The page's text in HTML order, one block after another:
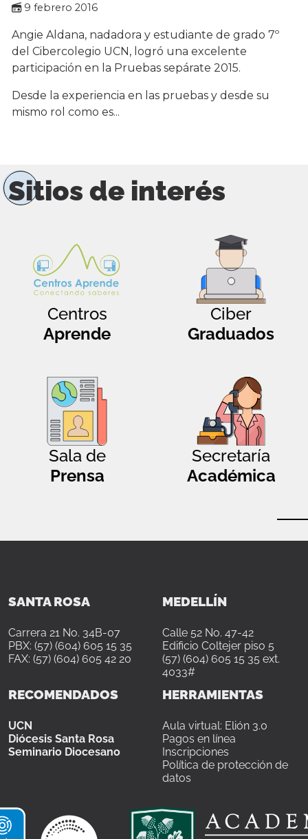
9 febrero 2016
Angie Aldana, nadadora y estudiante de grado 7º
del Cibercolegio UCN, logró una excelente
participación en la Pruebas sepárate 2015.
Desde la experiencia en las pruebas y desde su
mismo rol como es...
Sitios de interés
Centros
Aprende
Ciber
Graduados
Sala de
Prensa
Secretaría
Académica
SANTA ROSA
Carrera 21 No. 34B-07
PBX: (57) (604) 605 15 35
FAX: (57) (604) 605 42 20
MEDELLÍN
Calle 52 No. 47-42
Edificio Coltejer piso 5
(57) (604) 605 15 35 ext.
4033#
RECOMENDADOS
UCN
Diócesis Santa Rosa
Seminario Diocesano
HERRAMIENTAS
Aula virtual: Elión 3.0
Pagos en línea
Inscripciones
Política de protección de
datos